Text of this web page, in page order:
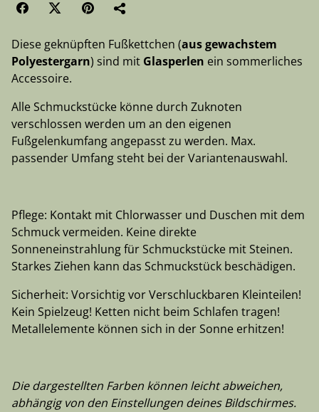
Diese geknüpften Fußkettchen (aus gewachstem
Polyestergarn) sind mit Glasperlen ein sommerliches
Accessoire.
Alle Schmuckstücke könne durch Zuknoten
verschlossen werden um an den eigenen
Fußgelenkumfang angepasst zu werden. Max.
passender Umfang steht bei der Variantenauswahl.
Pflege: Kontakt mit Chlorwasser und Duschen mit dem
Schmuck vermeiden. Keine direkte
Sonneneinstrahlung für Schmuckstücke mit Steinen.
Starkes Ziehen kann das Schmuckstück beschädigen.
Sicherheit: Vorsichtig vor Verschluckbaren Kleinteilen!
Kein Spielzeug! Ketten nicht beim Schlafen tragen!
Metallelemente können sich in der Sonne erhitzen!
Die dargestellten Farben können leicht abweichen,
abhängig von den Einstellungen deines Bildschirmes.